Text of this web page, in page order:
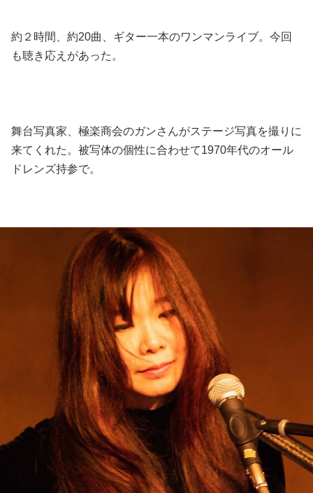
約２時間、約20曲、ギター一本のワンマンライブ。今回
も聴き応えがあった。
舞台写真家、極楽商会のガンさんがステージ写真を撮りに
来てくれた。被写体の個性に合わせて1970年代のオール
ドレンズ持参で。